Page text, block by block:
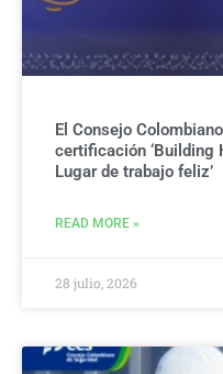
El Consejo
certificación ‘Building
Lugar de trabajo feliz’
READ MORE »
28 julio, 2026